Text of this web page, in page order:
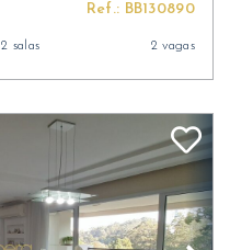
Ref.: BB130890
2 salas 2 vagas